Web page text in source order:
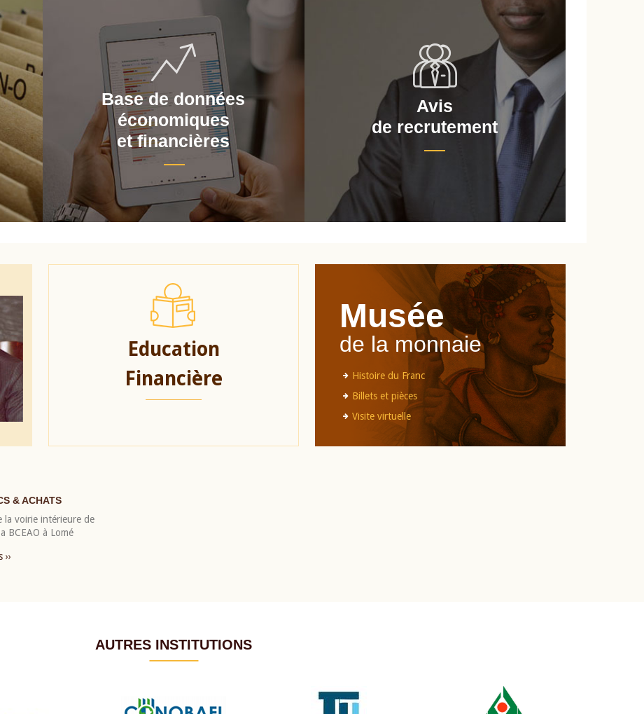
Base de données
économiques
et financières
Avis
de recrutement
Education
Financière
Musée
de la monnaie
Histoire du Franc
Billets et pièces
Visite virtuelle
& ACHATS
la voirie intérieure de
BCEAO à Lomé
AUTRES INSTITUTIONS